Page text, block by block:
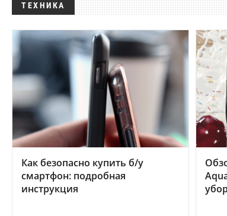
ТЕХНИКА
Как безопасно купить б/у
смартфон: подробная
инструкция